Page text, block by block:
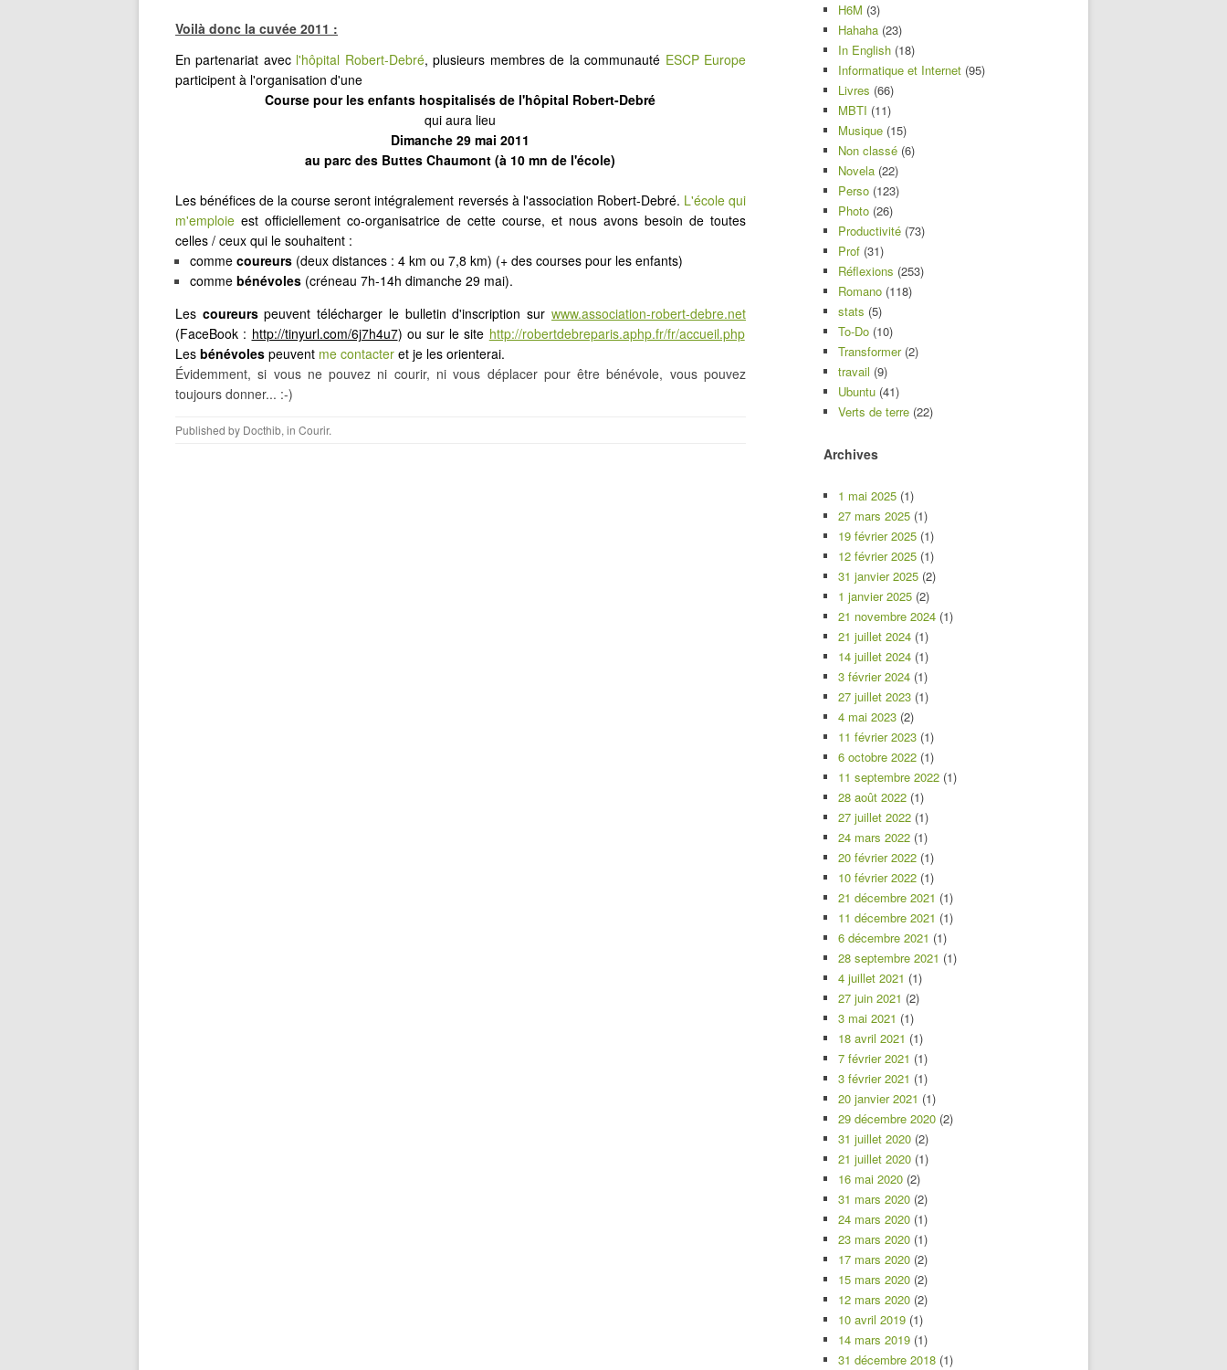
Voilà donc la cuvée 2011 :
En partenariat avec l'hôpital Robert-Debré, plusieurs membres de la communauté ESCP Europe
participent à l'organisation d'une
Course pour les enfants hospitalisés de l'hôpital Robert-Debré
qui aura lieu
Dimanche 29 mai 2011
au parc des Buttes Chaumont (à 10 mn de l'école)
Les bénéfices de la course seront intégralement reversés à l'association Robert-Debré. L'école qui
m'emploie est officiellement co-organisatrice de cette course, et nous avons besoin de toutes
celles / ceux qui le souhaitent :
comme coureurs (deux distances : 4 km ou 7,8 km) (+ des courses pour les enfants)
comme bénévoles (créneau 7h-14h dimanche 29 mai).
Les coureurspeuvent télécharger le bulletin d'inscription sur www.association-robert-debre.net
(FaceBook : http://tinyurl.com/6j7h4u7) ou sur le site http://robertdebreparis.aphp.fr/fr/accueil.php
Les bénévoles peuvent me contacter et je les orienterai.
Évidemment, si vous ne pouvez ni courir, ni vous déplacer pour être bénévole, vous pouvez
toujours donner... :-)
Published by Docthib, in Courir.
H6M (3)
Hahaha (23)
In English (18)
Informatique et Internet (95)
Livres (66)
MBTI (11)
Musique (15)
Non classé (6)
Novela (22)
Perso (123)
Photo (26)
Productivité (73)
Prof (31)
Réflexions (253)
Romano (118)
stats (5)
To-Do (10)
Transformer(2)
travail (9)
Ubuntu (41)
Verts de terre (22)
Archives
1 mai 2025 (1)
27 mars 2025 (1)
19 février 2025 (1)
12 février 2025 (1)
31 janvier 2025 (2)
1 janvier 2025 (2)
21 novembre 2024 (1)
21 juillet 2024 (1)
14 juillet 2024 (1)
3 février 2024 (1)
27 juillet 2023 (1)
4 mai 2023 (2)
11 février 2023 (1)
6 octobre 2022 (1)
11 septembre 2022 (1)
28 août 2022 (1)
27 juillet 2022 (1)
24 mars 2022 (1)
20 février 2022 (1)
10 février 2022 (1)
21 décembre 2021 (1)
11 décembre 2021 (1)
6 décembre 2021 (1)
28 septembre 2021 (1)
4 juillet 2021 (1)
27 juin 2021 (2)
3 mai 2021 (1)
18 avril 2021 (1)
7 février 2021 (1)
3 février 2021 (1)
20 janvier 2021 (1)
29 décembre 2020 (2)
31 juillet 2020 (2)
21 juillet 2020 (1)
16 mai 2020 (2)
31 mars 2020 (2)
24 mars 2020 (1)
23 mars 2020 (1)
17 mars 2020 (2)
15 mars 2020 (2)
12 mars 2020 (2)
10 avril 2019 (1)
14 mars 2019 (1)
31 décembre 2018 (1)